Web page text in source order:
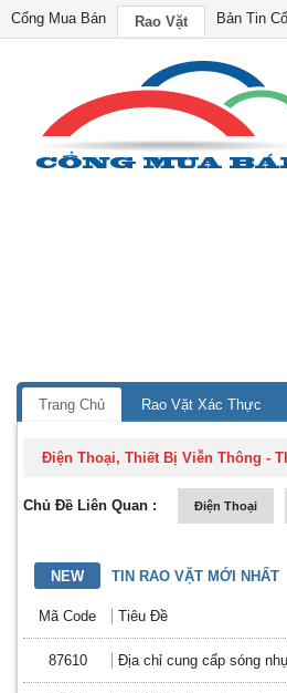
Cổng Mua Bán Rao Vặt Bản Tin
Trang Chủ Rao Vặt Xác Thực
Điện Thoại, Thiết Bị Viễn Thông -
Chủ Đề Liên Quan : Điện Thoại
NEW TIN RAO VẶT MỚI NHẤT
Mã Code Tiêu Đề
87610 Địa chỉ cung cấp sóng